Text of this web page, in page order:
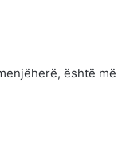
është më